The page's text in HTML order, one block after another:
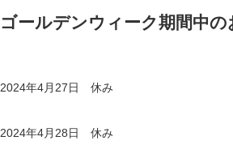
ゴールデンウィーク期間中の
2024年4月27日 休み
2024年4月28日 休み